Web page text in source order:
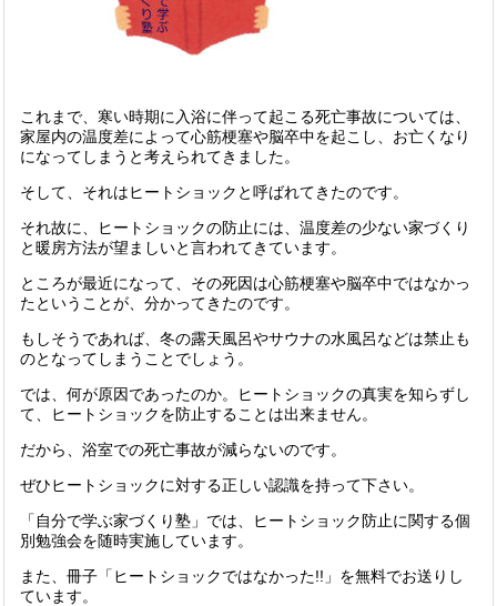
これまで、寒い時期に入浴に伴って起こる死亡事故については、
家屋内の温度差によって心筋梗塞や脳卒中を起こし、お亡くなり
になってしまうと考えられてきました。
そして、それはヒートショックと呼ばれてきたのです。
それ故に、ヒートショックの防止には、温度差の少ない家づくり
と暖房方法が望ましいと言われてきています。
ところが最近になって、その死因は心筋梗塞や脳卒中ではなかっ
たということが、分かってきたのです。
もしそうであれば、冬の露天風呂やサウナの水風呂などは禁止も
のとなってしまうことでしょう。
では、何が原因であったのか。ヒートショックの真実を知らずし
て、ヒートショックを防止することは出来ません。
だから、浴室での死亡事故が減らないのです。
ぜひヒートショックに対する正しい認識を持って下さい。
「自分で学ぶ家づくり塾」では、ヒートショック防止に関する個
別勉強会を随時実施しています。
また、冊子「ヒートショックではなかった!!」を無料でお送りし
ています。